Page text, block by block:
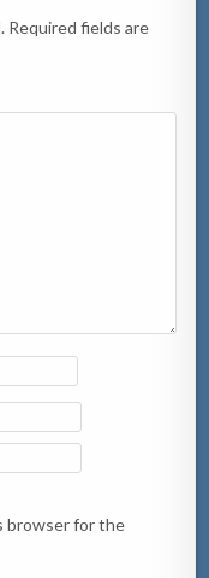
Required fields are
browser for the